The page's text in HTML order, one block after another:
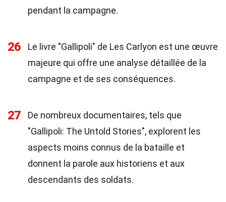
pendant la campagne.
26
Le livre "Gallipoli" de Les Carlyon est une œuvre
majeure qui offre une analyse détaillée de la
campagne et de ses conséquences.
27
De nombreux documentaires, tels que
"Gallipoli: The Untold Stories", explorent les
aspects moins connus de la bataille et
donnent la parole aux historiens et aux
descendants des soldats.